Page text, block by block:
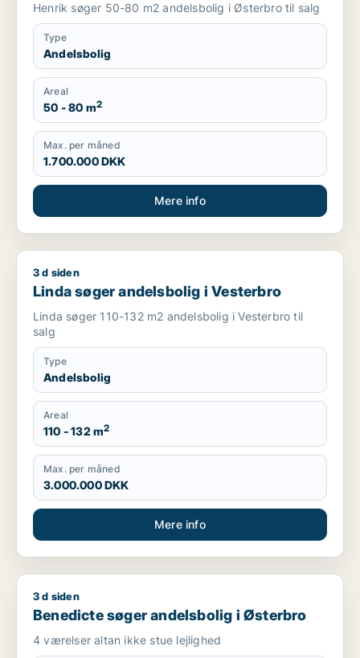
Henrik søger 50-80 m2 andelsbolig i Østerbro til salg
Type
Andelsbolig
Areal
50 - 80 m2
Max. per måned
1.700.000 DKK
Mere info
Linda søger andelsbolig i Vesterbro
3 d siden
Linda søger andelsbolig i Vesterbro
Linda søger 110-132 m2 andelsbolig i Vesterbro til
salg
Type
Andelsbolig
Areal
110 - 132 m2
Max. per måned
3.000.000 DKK
Mere info
Benedicte søger andelsbolig i Østerbro
3 d siden
Benedicte søger andelsbolig i Østerbro
4 værelser altan ikke stue lejlighed